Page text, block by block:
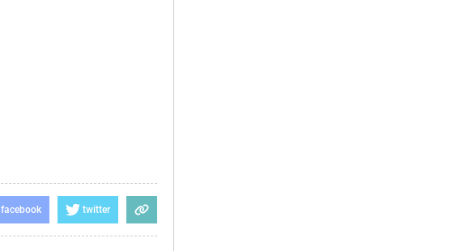
facebook twitter